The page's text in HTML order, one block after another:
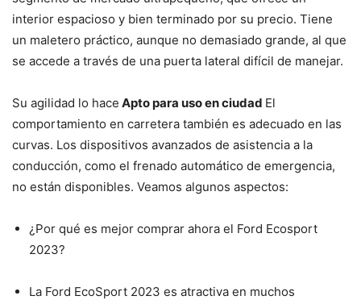
interior espacioso y bien terminado por su precio. Tiene
un maletero práctico, aunque no demasiado grande, al que
se accede a través de una puerta lateral difícil de manejar.
Su agilidad lo hace Apto para uso en ciudad El
comportamiento en carretera también es adecuado en las
curvas. Los dispositivos avanzados de asistencia a la
conducción, como el frenado automático de emergencia,
no están disponibles. Veamos algunos aspectos:
¿Por qué es mejor comprar ahora el Ford Ecosport
2023?
La Ford EcoSport 2023 es atractiva en muchos